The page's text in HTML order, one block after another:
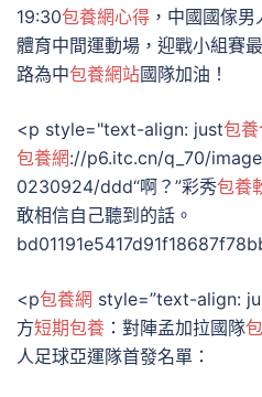
19:30包養網心得 ，中國國傢
體育中間運動場，迎戰小組賽
路為中包養網站國隊加油！
<p style="text-align: just包
包養網://p6.itc.cn/q_70/
0230924/ddd“啊？”彩秀包養
敢相信自己聽到的話。
<p包養網 style=”text-align:
方短期包養 ：對陣孟加拉國隊
人足球亞運隊首發名單：